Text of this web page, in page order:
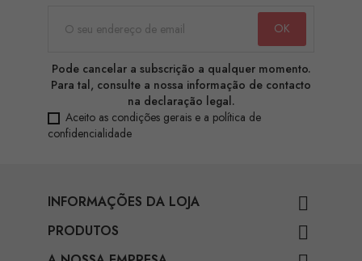
Pode cancelar a subscrição a qualquer momento.
Para tal, consulte a nossa informação de contacto
na declaração legal.
Aceito as condições gerais e a política de
confidencialidade
INFORMAÇÕES DA LOJA 
PRODUTOS 